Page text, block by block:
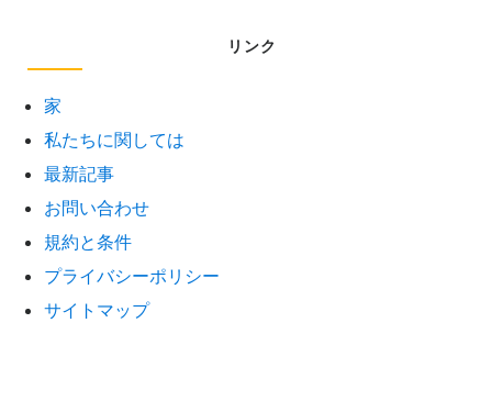
リンク
家
私たちに関しては
最新記事
お問い合わせ
規約と条件
プライバシーポリシー
サイトマップ